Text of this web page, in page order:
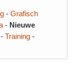
-Grafisch
- Nieuwe
-Training -